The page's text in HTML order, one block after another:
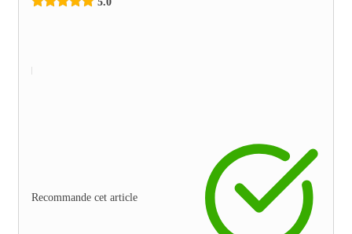
Recommande cet article